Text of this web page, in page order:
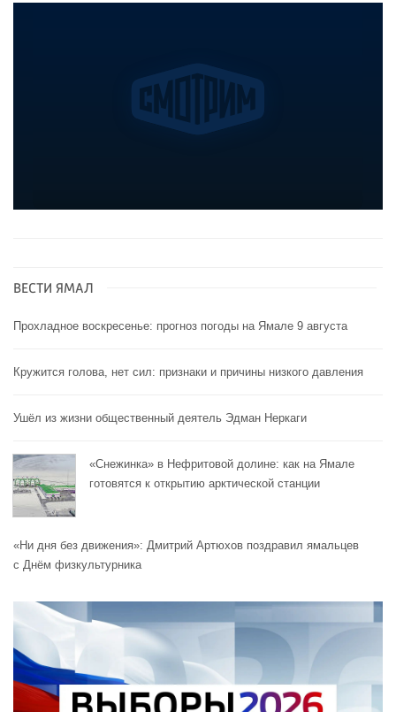
ВЕСТИ ЯМАЛ
Прохладное воскресенье: прогноз погоды на Ямале 9 августа
Кружится голова, нет сил: признаки и причины низкого давления
Ушёл из жизни общественный деятель Эдман Неркаги
«Снежинка» в Нефритовой долине: как на Ямале
готовятся к открытию арктической станции
«Ни дня без движения»: Дмитрий Артюхов поздравил ямальцев
с Днём физкультурника